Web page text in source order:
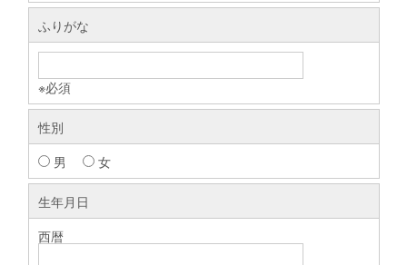
ふりがな
※必須
性別
男
女
生年月日
西暦